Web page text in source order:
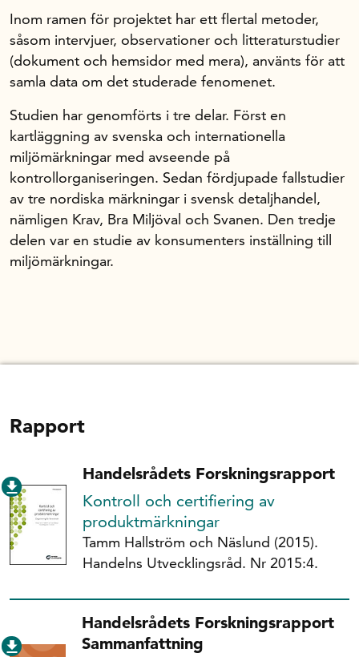
Inom ramen för projektet har ett flertal metoder,
såsom intervjuer, observationer och litteraturstudier
(dokument och hemsidor med mera), använts för att
samla data om det studerade fenomenet.
Studien har genomförts i tre delar. Först en
kartläggning av svenska och internationella
miljömärkningar med avseende på
kontrollorganiseringen. Sedan fördjupade fallstudier
av tre nordiska märkningar i svensk detaljhandel,
nämligen Krav, Bra Miljöval och Svanen. Den tredje
delen var en studie av konsumenters inställning till
miljömärkningar.
Rapport
Handelsrådets Forskningsrapport
Kontroll och certifiering av
produktmärkningar
Tamm Hallström och Näslund (2015).
Handelns Utvecklingsråd. Nr 2015:4.
Handelsrådets Forskningsrapport
Sammanfattning